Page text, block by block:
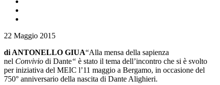
22 Maggio 2015
di ANTONELLO GIUA“Alla mensa della sapienza
nel Convivio di Dante“ è stato il tema dell’incontro che si è svolto
per iniziativa del MEIC l’11 maggio a Bergamo, in occasione del
750° anniversario della nascita di Dante Alighieri.